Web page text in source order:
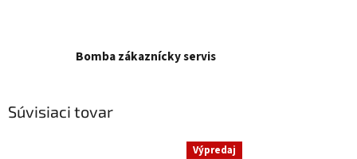
Bomba zákaznícky servis
Súvisiaci tovar
Výpredaj